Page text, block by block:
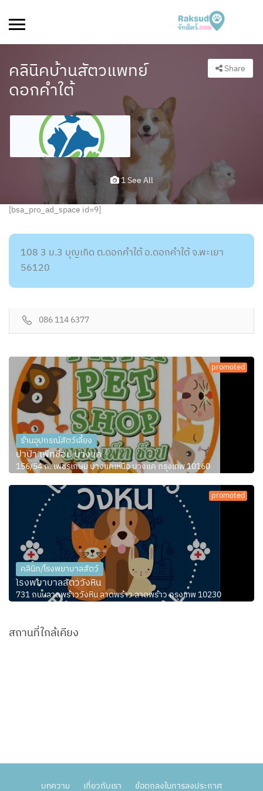
คลินิคบ้านสัตวแพทย์
ดอกคำใต้
Share
1 See All
[bsa_pro_ad_space id=9]
108 3 ม.3 บุญเกิด ต.ดอกคำใต้ อ.ดอกคำใต้ จ.พะเยา
56120
086 114 6377
promoted
ร้านอุปกรณ์สัตว์เลี้ยง
ปาป๊า เพ็ทช็อป บางแค
156/54 ถ. เพชรเกษม บางแคเหนือ บางแค กรุงเทพ 10160
promoted
คลินิก/โรงพยาบาลสัตว์
โรงพยาบาลสัตว์วังหิน
731 ถนนลาดพร้าววังหิน ลาดพร้าว ลาดพร้าว กรุงเทพ 10230
สถานที่ใกล้เคียง
บทความ เกี่ยวกับเรา ข้อตกลงในการลงประกาศ